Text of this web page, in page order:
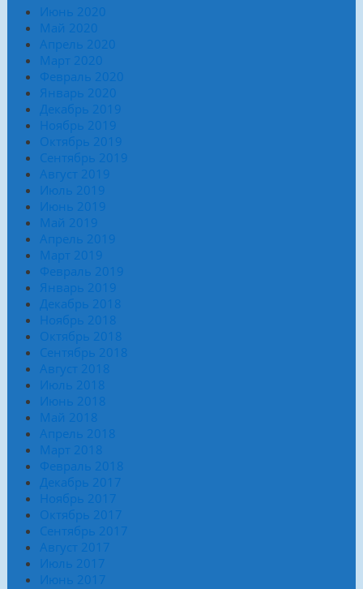
Июнь 2020
Май 2020
Апрель 2020
Март 2020
Февраль 2020
Январь 2020
Декабрь 2019
Ноябрь 2019
Октябрь 2019
Сентябрь 2019
Август 2019
Июль 2019
Июнь 2019
Май 2019
Апрель 2019
Март 2019
Февраль 2019
Январь 2019
Декабрь 2018
Ноябрь 2018
Октябрь 2018
Сентябрь 2018
Август 2018
Июль 2018
Июнь 2018
Май 2018
Апрель 2018
Март 2018
Февраль 2018
Декабрь 2017
Ноябрь 2017
Октябрь 2017
Сентябрь 2017
Август 2017
Июль 2017
Июнь 2017